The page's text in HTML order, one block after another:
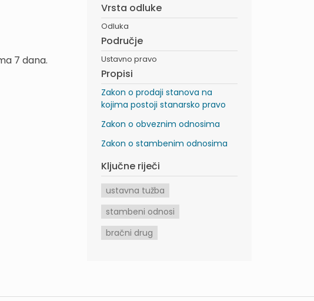
7 dana.
Vrsta odluke
Odluka
Područje
Ustavno pravo
Propisi
Zakon o prodaji stanova na
kojima postoji stanarsko pravo
Zakon o obveznim odnosima
Zakon o stambenim odnosima
Ključne riječi
ustavna tužba
stambeni odnosi
bračni drug